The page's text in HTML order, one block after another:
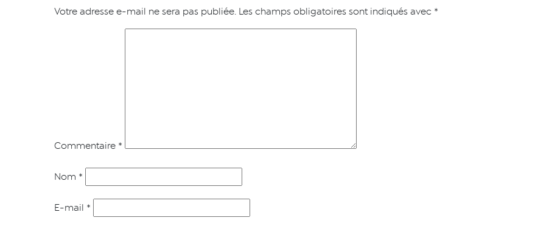
Votre adresse e-mail ne sera pas publiée. Les champs obligatoires sont indiqués avec *
Commentaire *
Nom *
E-mail *